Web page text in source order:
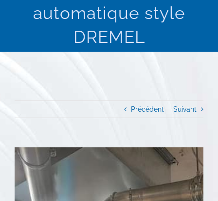
automatique style
DREMEL
Précédent Suivant
View
Larger
Image